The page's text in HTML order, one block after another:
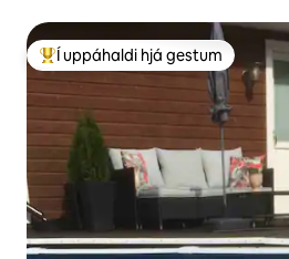
Í mestu uppáhaldi hjá gestum
Í uppáhaldi hjá gestum